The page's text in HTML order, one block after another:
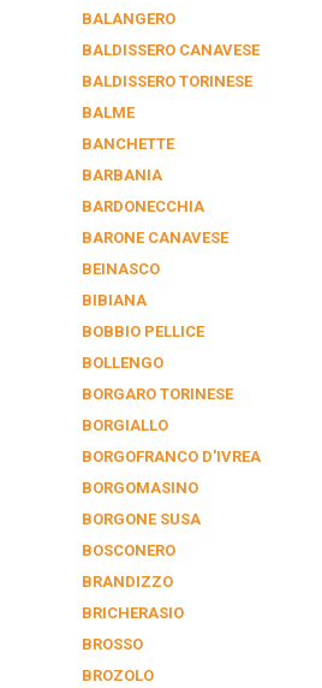
BALANGERO
BALDISSERO CANAVESE
BALDISSERO TORINESE
BALME
BANCHETTE
BARBANIA
BARDONECCHIA
BARONE CANAVESE
BEINASCO
BIBIANA
BOBBIO PELLICE
BOLLENGO
BORGARO TORINESE
BORGIALLO
BORGOFRANCO D'IVREA
BORGOMASINO
BORGONE SUSA
BOSCONERO
BRANDIZZO
BRICHERASIO
BROSSO
BROZOLO